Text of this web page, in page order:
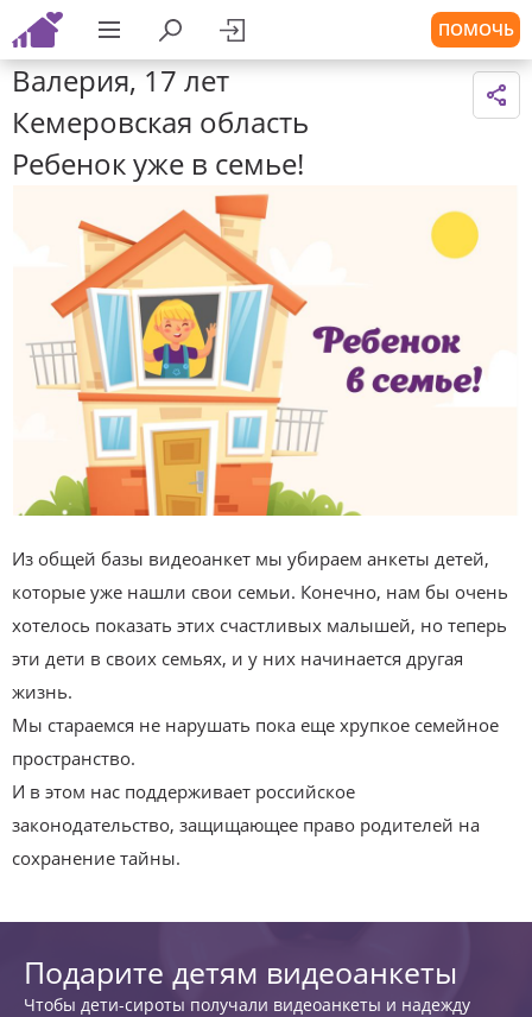
ПОМОЧЬ
Валерия, 17 лет
Кемеровская область
Ребенок уже в семье!
Из общей базы видеоанкет мы убираем анкеты детей,
которые уже нашли свои семьи. Конечно, нам бы очень
хотелось показать этих счастливых малышей, но теперь
эти дети в своих семьях, и у них начинается другая
жизнь.
Мы стараемся не нарушать пока еще хрупкое семейное
пространство.
И в этом нас поддерживает российское
законодательство, защищающее право родителей на
сохранение тайны.
Подарите детям видеоанкеты
Чтобы дети-сироты получали видеоанкеты и надежду